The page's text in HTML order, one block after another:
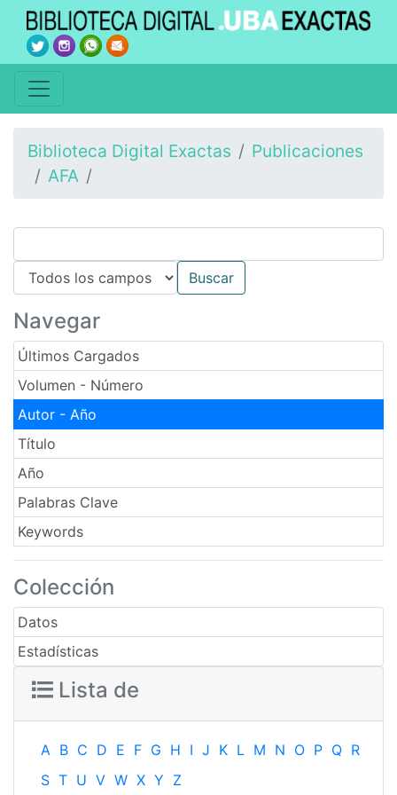
Biblioteca Digital Exactas
Publicaciones
AFA
Navegar
Últimos Cargados
Volumen - Número
Autor - Año
Título
Año
Palabras Clave
Keywords
Colección
Datos
Estadísticas
Lista de
A B C D E F G H I J K L M N O P Q R
S T U V W X Y Z